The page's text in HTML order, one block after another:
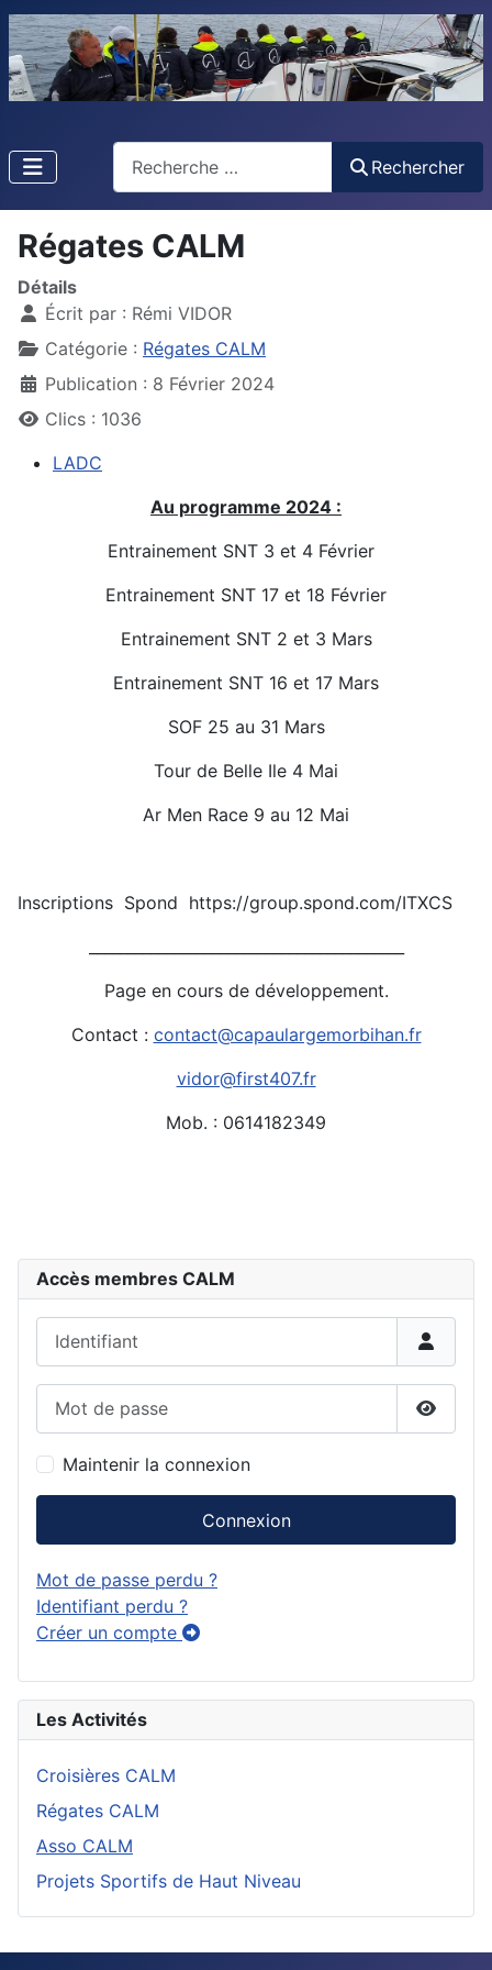
Rechercher
Accès membres CALM
Maintenir la connexion
Connexion
Mot de passe perdu ?
Identifiant perdu ?
Créer un compte
Les Activités
Croisières CALM
Régates CALM
Asso CALM
Projets Sportifs de Haut Niveau
Régates CALM
Détails
Écrit par : Rémi VIDOR
Catégorie : Régates CALM
Publication : 8 Février 2024
Clics : 1036
LADC
Au programme 2024 :
Entrainement SNT 3 et 4 Février
Entrainement SNT 17 et 18 Février
Entrainement SNT 2 et 3 Mars
Entrainement SNT 16 et 17 Mars
SOF 25 au 31 Mars
Tour de Belle Ile 4 Mai
Ar Men Race 9 au 12 Mai
Inscriptions Spond https://group.spond.com/ITXCS
Page en cours de développement.
Contact : contact@capaulargemorbihan.fr
vidor@first407.fr
Mob. : 0614182349